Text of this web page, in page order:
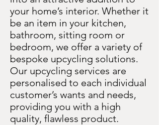
your home’s interior. Whether it
be an item in your kitchen,
bathroom, sitting room or
bedroom, we offer a variety of
bespoke upcycling solutions.
Our upcycling services are
personalised to each individual
customer’s wants and needs,
providing you with a high
quality, flawless product.